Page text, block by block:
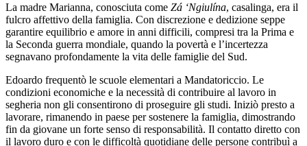
La madre Marianna, conosciuta come Zá ‘Ngiulína, casalinga, era il
fulcro affettivo della famiglia. Con discrezione e dedizione seppe
garantire equilibrio e amore in anni difficili, compresi tra la Prima e
la Seconda guerra mondiale, quando la povertà e l’incertezza
segnavano profondamente la vita delle famiglie del Sud.
Edoardo frequentò le scuole elementari a Mandatoriccio. Le
condizioni economiche e la necessità di contribuire al lavoro in
segheria non gli consentirono di proseguire gli studi. Iniziò presto a
lavorare, rimanendo in paese per sostenere la famiglia, dimostrando
fin da giovane un forte senso di responsabilità. Il contatto diretto con
il lavoro duro e con le difficoltà quotidiane delle persone contribuì a